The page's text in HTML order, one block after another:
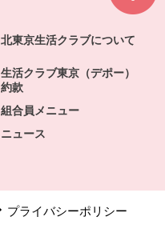
北東京生活クラブについて
生活クラブ東京（デポー）
約款
組合員メニュー
ニュース
プライバシーポリシー